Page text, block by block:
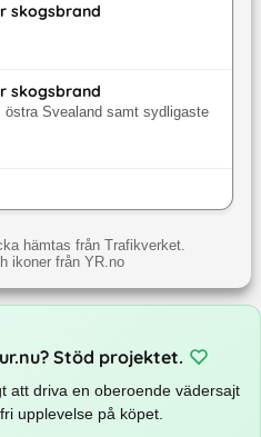
skogsbrand
skogsbrand
östra Svealand samt sydligaste
hämtas från Trafikverket.
ikoner från YR.no
Stöd projektet.
att driva en oberoende vädersajt
upplevelse på köpet.